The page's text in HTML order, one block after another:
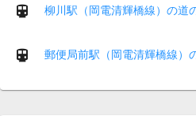
柳川駅（岡電清輝橋線）の道
郵便局前駅（岡電清輝橋線）